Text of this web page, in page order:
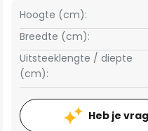
Breedte (cm):
Hoogte (cm):
Uitsteeklengte / diepte
(cm):
Heb je